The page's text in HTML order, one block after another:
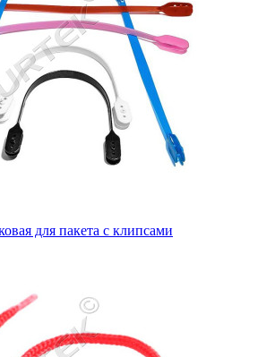
для пакета с клипсами